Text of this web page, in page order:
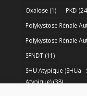
Oxalose (1) PKD
Polykystose Rénale
Polykystose Rénale
SFNDT(11)
SHU Atypique (SHUa
Atypique)(38)